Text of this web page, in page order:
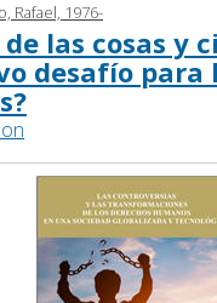
Rafael, 1976-
las cosas y
desafío para